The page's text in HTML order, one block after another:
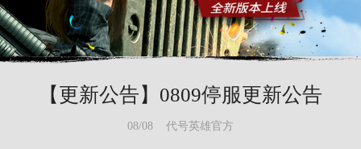
【更新公告】0809停服更新公告
08/08 代号英雄官方